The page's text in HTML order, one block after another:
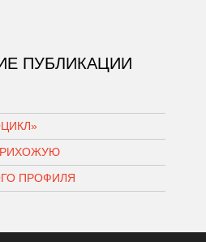
ПУБЛИКАЦИИ
ПРОФИЛЯ